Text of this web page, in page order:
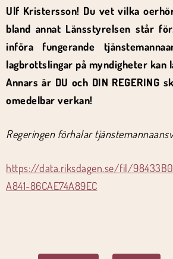
Ulf Kristersson! Du vet vilka
bland annat Länsstyrelsen står
införa fungerande
lagbrottslingar på myndigheter kan
Annars är DU och DIN REGERING
omedelbar verkan!
Regeringen förhalar
https://data.riksdagen.se/fil/
A841-86CAE74A89EC